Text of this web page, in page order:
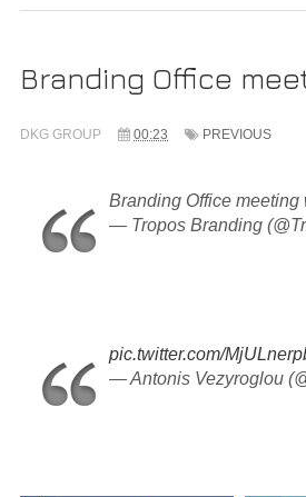
Branding Office
DKG GROUP 00:23 PREVIOUS
Branding Office meeting
— Tropos Branding
pic.twitter.com/
— Antonis Vezyroglou